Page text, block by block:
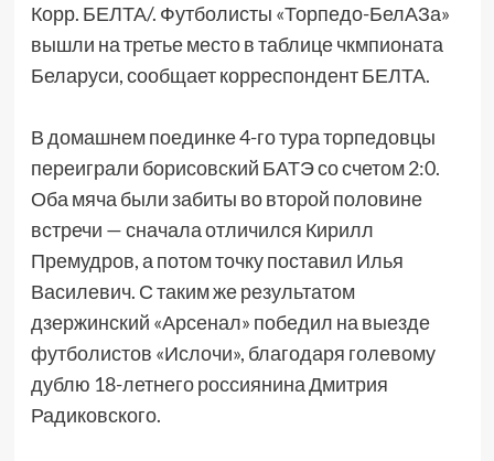
Корр. БЕЛТА/. Футболисты «Торпедо-БелАЗа»
вышли на третье место в таблице чкмпионата
Беларуси, сообщает корреспондент БЕЛТА.
В домашнем поединке 4-го тура торпедовцы
переиграли борисовский БАТЭ со счетом 2:0.
Оба мяча были забиты во второй половине
встречи — сначала отличился Кирилл
Премудров, а потом точку поставил Илья
Василевич. С таким же результатом
дзержинский «Арсенал» победил на выезде
футболистов «Ислочи», благодаря голевому
дублю 18-летнего россиянина Дмитрия
Радиковского.